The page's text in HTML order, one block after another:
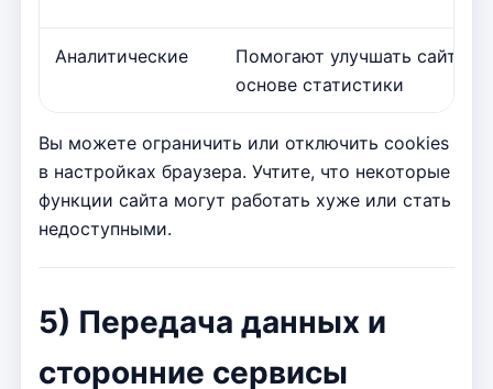
Аналитические
Помогают улучшать сайт на
основе статистики
Вы можете ограничить или отключить cookies
в настройках браузера. Учтите, что некоторые
функции сайта могут работать хуже или стать
недоступными.
5) Передача данных и
сторонние сервисы